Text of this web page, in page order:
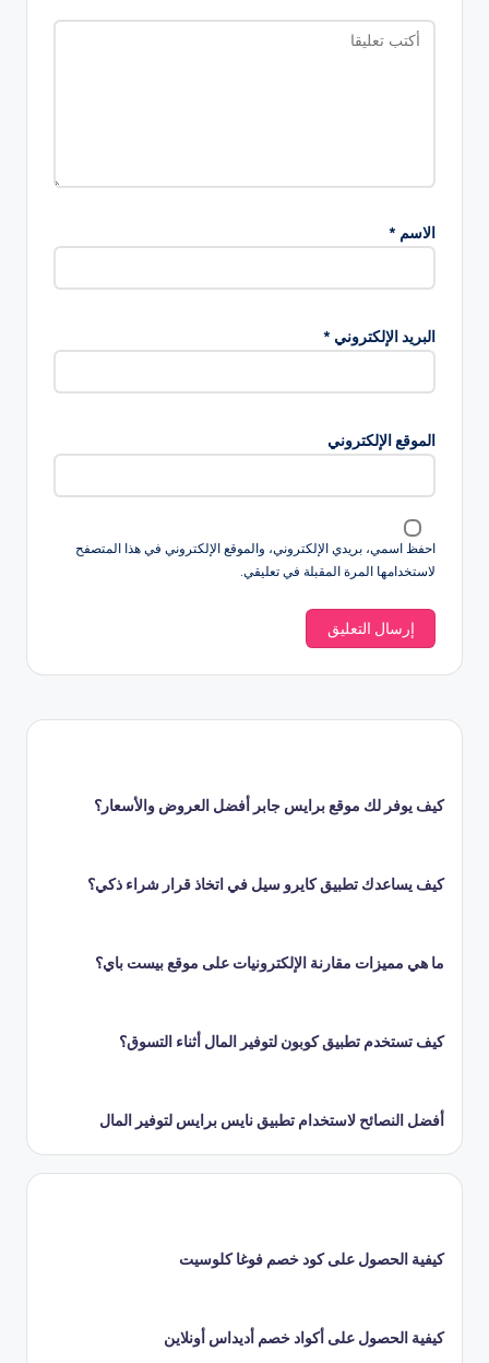
الاسم *
البريد الإلكتروني *
الموقع الإلكتروني
احفظ اسمي، بريدي الإلكتروني، والموقع الإلكتروني في هذا المتصفح
لاستخدامها المرة المقبلة في تعليقي.
كيف يوفر لك موقع برايس جابر أفضل العروض والأسعار؟
كيف يساعدك تطبيق كايرو سيل في اتخاذ قرار شراء ذكي؟
ما هي مميزات مقارنة الإلكترونيات على موقع بيست باي؟
كيف تستخدم تطبيق كوبون لتوفير المال أثناء التسوق؟
أفضل النصائح لاستخدام تطبيق نايس برايس لتوفير المال
كيفية الحصول على كود خصم فوغا كلوسيت
كيفية الحصول على أكواد خصم أديداس أونلاين